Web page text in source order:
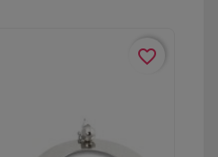
favorite_border